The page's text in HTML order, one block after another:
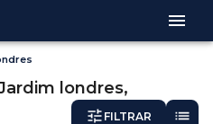
londres,
FILTRAR